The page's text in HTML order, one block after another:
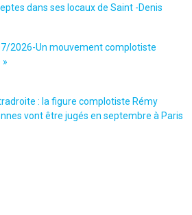
dans ses locaux de Saint -Denis
2026-Un mouvement complotiste
»
: la figure complotiste Rémy
vont être jugés en septembre à Paris